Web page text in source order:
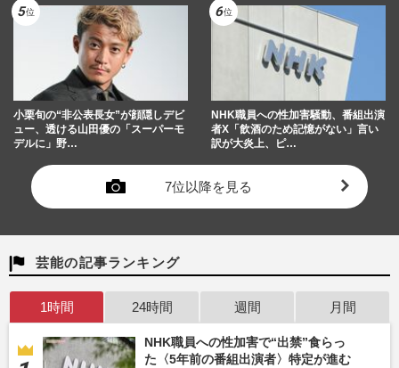
小栗旬の“非公表長女”が顔隠しデビ
ュー、透ける山田優の「スーパーモ
デルに」野…
NHK職員への性加害騒動、番組出演
者X「飲酒のため記憶がない」言い
訳が大炎上、ピ…
7位以降を見る
芸能の記事ランキング
1時間 24時間 週間 月間
NHK職員への性加害で“出禁”食らっ
た〈5年前の番組出演者〉特定が進む